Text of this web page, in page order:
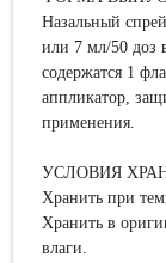
Назальный
или 7 мл/50 доз
содержатся 1
аппликатор,
применения.
УСЛОВИЯ
Хранить при
Хранить в
влаги.